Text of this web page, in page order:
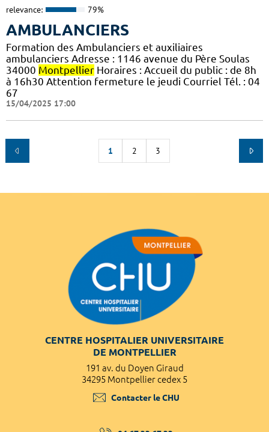
relevance: 79%
AMBULANCIERS
Formation des Ambulanciers et auxiliaires
ambulanciers Adresse : 1146 avenue du Père Soulas
34000 Montpellier Horaires : Accueil du public : de 8h
à 16h30 Attention fermeture le jeudi Courriel Tél. : 04
67
15/04/2025 17:00
1 2 3
CENTRE HOSPITALIER UNIVERSITAIRE
DE MONTPELLIER
191 av. du Doyen Giraud
34295 Montpellier cedex 5
Contacter le CHU